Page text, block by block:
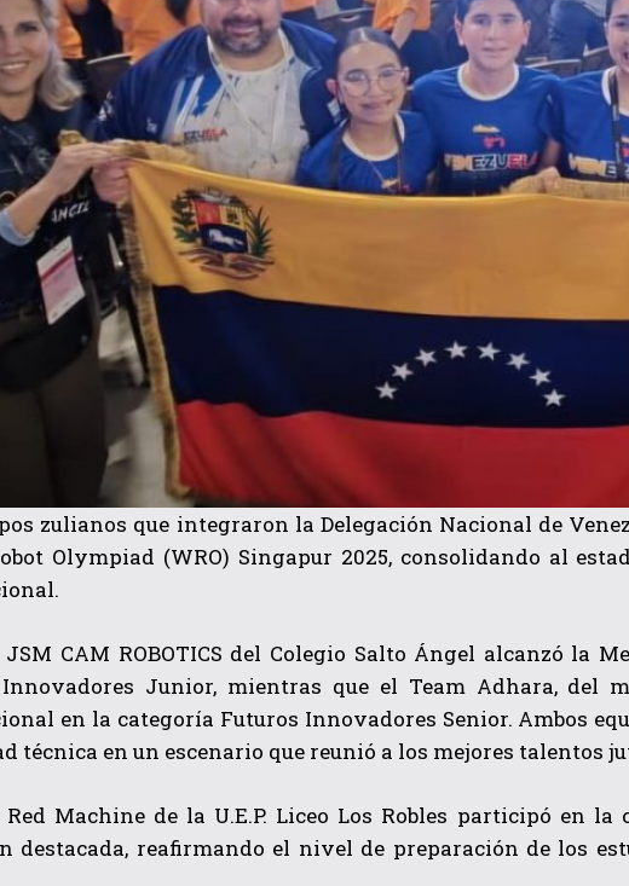
zulianos que integraron la Delegación Nacional de
Olympiad (WRO) Singapur 2025, consolidando al
JSM CAM ROBOTICS del Colegio Salto Ángel alcanzó la
Junior, mientras que el Team Adhara, del
en la categoría Futuros Innovadores Senior. Ambos
técnica en un escenario que reunió a los mejores talentos
Red Machine de la U.E.P. Liceo Los Robles participó en
destacada, reafirmando el nivel de preparación de los